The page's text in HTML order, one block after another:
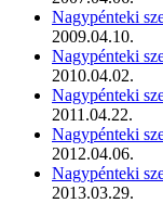
Nagypénteki
2009.04.10.
Nagypénteki
2010.04.02.
Nagypénteki
2011.04.22.
Nagypénteki
2012.04.06.
Nagypénteki
2013.03.29.